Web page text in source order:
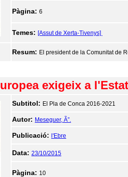
Pàgina: 6
Temes: [Assut de Xerta-Tivenys]
Resum: El president de la Comunitat de
exigeix a
Subtitol: El Pla de Conca 2016-2021
Autor: Meseguer, Ã”.
Publicació: l'Ebre
Data: 23/10/2015
Pàgina: 10